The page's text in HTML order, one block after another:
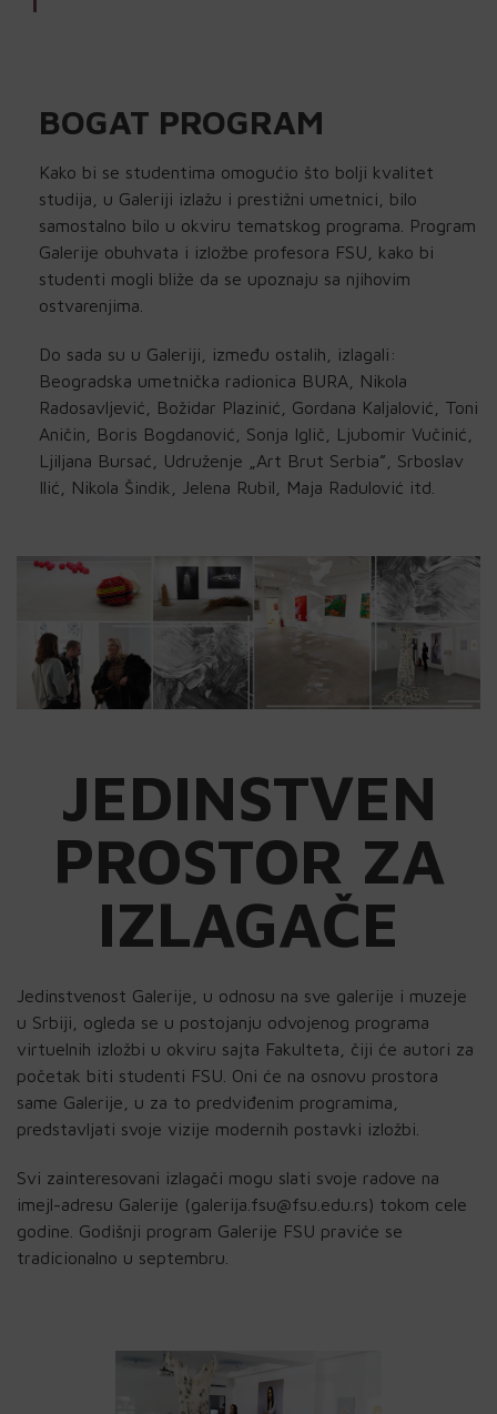
BOGAT PROGRAM
Kako bi se studentima omogućio što bolji kvalitet
studija, u Galeriji izlažu i prestižni umetnici, bilo
samostalno bilo u okviru tematskog programa. Program
Galerije obuhvata i izložbe profesora FSU, kako bi
studenti mogli bliže da se upoznaju sa njihovim
ostvarenjima.
Do sada su u Galeriji, između ostalih, izlagali:
Beogradska umetnička radionica BURA, Nikola
Radosavljević, Božidar Plazinić, Gordana Kaljalović, Toni
Aničin, Boris Bogdanović, Sonja Iglič, Ljubomir Vučinić,
Ljiljana Bursać, Udruženje „Art Brut Serbia”, Srboslav
Ilić, Nikola Šindik, Jelena Rubil, Maja Radulović itd.
JEDINSTVEN
PROSTOR ZA
IZLAGAČE
Jedinstvenost Galerije, u odnosu na sve galerije i muzeje
u Srbiji, ogleda se u postojanju odvojenog programa
virtuelnih izložbi u okviru sajta Fakulteta, čiji će autori za
početak biti studenti FSU. Oni će na osnovu prostora
same Galerije, u za to predviđenim programima,
predstavljati svoje vizije modernih postavki izložbi.
Svi zainteresovani izlagači mogu slati svoje radove na
imejl-adresu Galerije (galerija.fsu@fsu.edu.rs) tokom cele
godine. Godišnji program Galerije FSU praviće se
tradicionalno u septembru.